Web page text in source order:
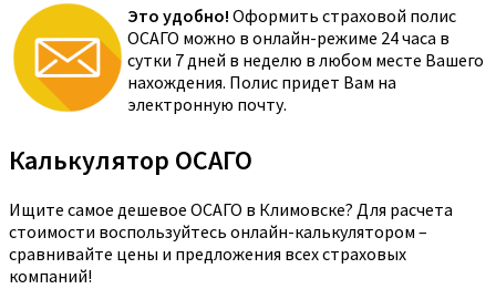
Это удобно! Оформить страховой полис
ОСАГО можно в онлайн-режиме 24 часа в
сутки 7 дней в неделю в любом месте Вашего
нахождения. Полис придет Вам на
электронную почту.
Калькулятор ОСАГО
Ищите самое дешевое ОСАГО в Климовске? Для расчета
стоимости воспользуйтесь онлайн-калькулятором –
сравнивайте цены и предложения всех страховых
компаний!